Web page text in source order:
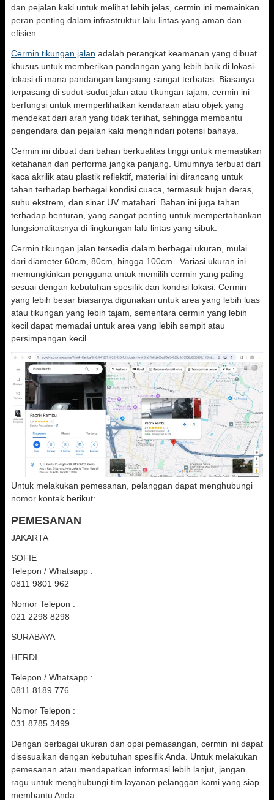
dan pejalan kaki untuk melihat lebih jelas, cermin ini memainkan
peran penting dalam infrastruktur lalu lintas yang aman dan
efisien.
Cermin tikungan jalan adalah perangkat keamanan yang dibuat
khusus untuk memberikan pandangan yang lebih baik di lokasi-
lokasi di mana pandangan langsung sangat terbatas. Biasanya
terpasang di sudut-sudut jalan atau tikungan tajam, cermin ini
berfungsi untuk memperlihatkan kendaraan atau objek yang
mendekat dari arah yang tidak terlihat, sehingga membantu
pengendara dan pejalan kaki menghindari potensi bahaya.
Cermin ini dibuat dari bahan berkualitas tinggi untuk memastikan
ketahanan dan performa jangka panjang. Umumnya terbuat dari
kaca akrilik atau plastik reflektif, material ini dirancang untuk
tahan terhadap berbagai kondisi cuaca, termasuk hujan deras,
suhu ekstrem, dan sinar UV matahari. Bahan ini juga tahan
terhadap benturan, yang sangat penting untuk mempertahankan
fungsionalitasnya di lingkungan lalu lintas yang sibuk.
Cermin tikungan jalan tersedia dalam berbagai ukuran, mulai
dari diameter 60cm, 80cm, hingga 100cm . Variasi ukuran ini
memungkinkan pengguna untuk memilih cermin yang paling
sesuai dengan kebutuhan spesifik dan kondisi lokasi. Cermin
yang lebih besar biasanya digunakan untuk area yang lebih luas
atau tikungan yang lebih tajam, sementara cermin yang lebih
kecil dapat memadai untuk area yang lebih sempit atau
persimpangan kecil.
Untuk melakukan pemesanan, pelanggan dapat menghubungi
nomor kontak berikut:
PEMESANAN
JAKARTA
SOFIE
Telepon / Whatsapp :
0811 9801 962
Nomor Telepon :
021 2298 8298
SURABAYA
HERDI
Telepon / Whatsapp :
0811 8189 776
Nomor Telepon :
031 8785 3499
Dengan berbagai ukuran dan opsi pemasangan, cermin ini dapat
disesuaikan dengan kebutuhan spesifik Anda. Untuk melakukan
pemesanan atau mendapatkan informasi lebih lanjut, jangan
ragu untuk menghubungi tim layanan pelanggan kami yang siap
membantu Anda.